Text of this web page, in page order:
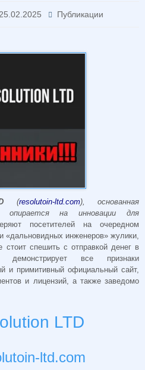
25.02.2025 Публикации
(resolutoin-ltd.com), основанная
опирается на инновации для
посетителей на очередном
«дальновидных инженеров» жулики,
спешить с отправкой денег в
все признаки
и примитивный официальный сайт,
и лицензий, а также заведомо
LTD
ltd.com